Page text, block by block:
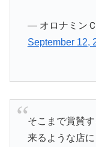
— オロナミン
September 12,
そこまで賞賛
来るような店